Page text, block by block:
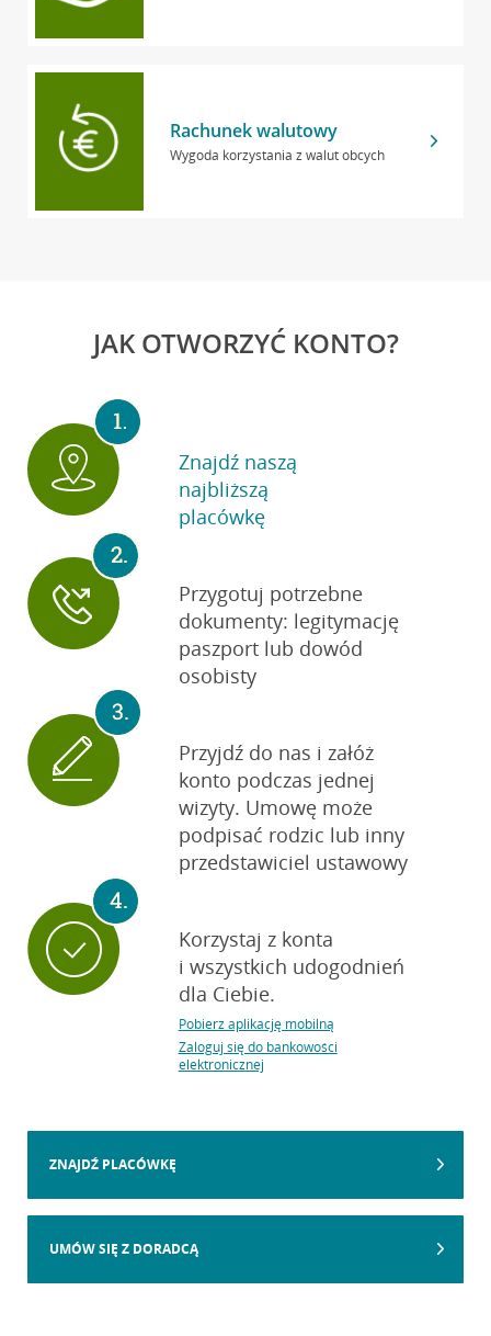
Rachunek walutowy
Wygoda korzystania z walut obcych
JAK OTWORZYĆ KONTO?
Znajdź naszą
najbliższą
placówkę
Przygotuj potrzebne
dokumenty: legitymację
paszport lub dowód
osobisty
Przyjdź do nas i załóż
konto podczas jednej
wizyty. Umowę może
podpisać rodzic lub inny
przedstawiciel ustawowy
Korzystaj z konta
i wszystkich udogodnień
dla Ciebie.
Pobierz aplikację mobilną
Zaloguj się do bankowości
elektronicznej
ZNAJDŹ PLACÓWKĘ
UMÓW SIĘ Z DORADCĄ